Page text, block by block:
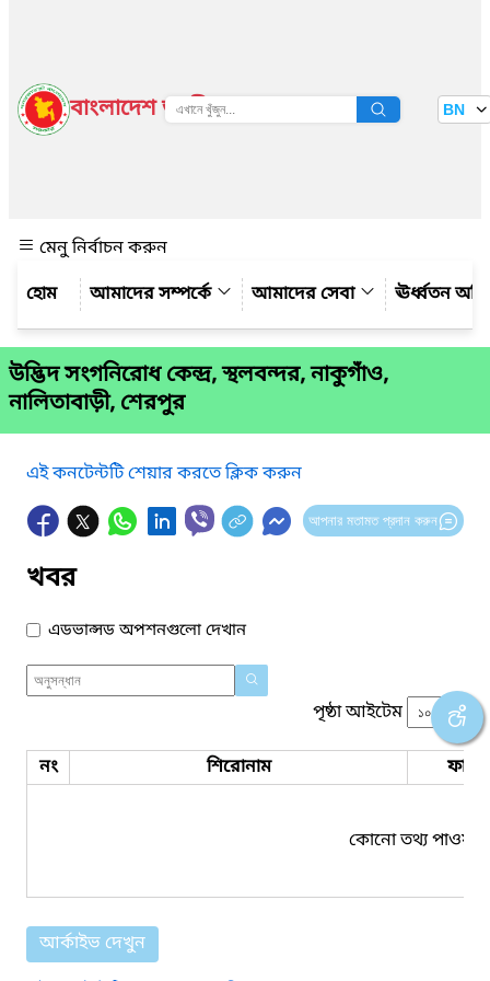
বাংলাদেশ জাতীয় তথ্য বাতায়ন BN
মেনু নির্বাচন করুন
আমাদের সম্পর্কে
আমাদের সেবা ঊর্ধ্বতন
উদ্ভিদ সংগনিরোধ কেন্দ্র, স্থলবন্দর, নাকুগাঁও,
নালিতাবাড়ী, শেরপুর
এই কনটেন্টটি শেয়ার করতে ক্লিক করুন
আপনার মতামত প্রদান করুন
খবর
এডভান্সড অপশনগুলো দেখান
পৃষ্ঠা আইটেম
নং শিরোনাম ফাইল
কোনো তথ্য পাওয়া
আর্কাইভ দেখুন